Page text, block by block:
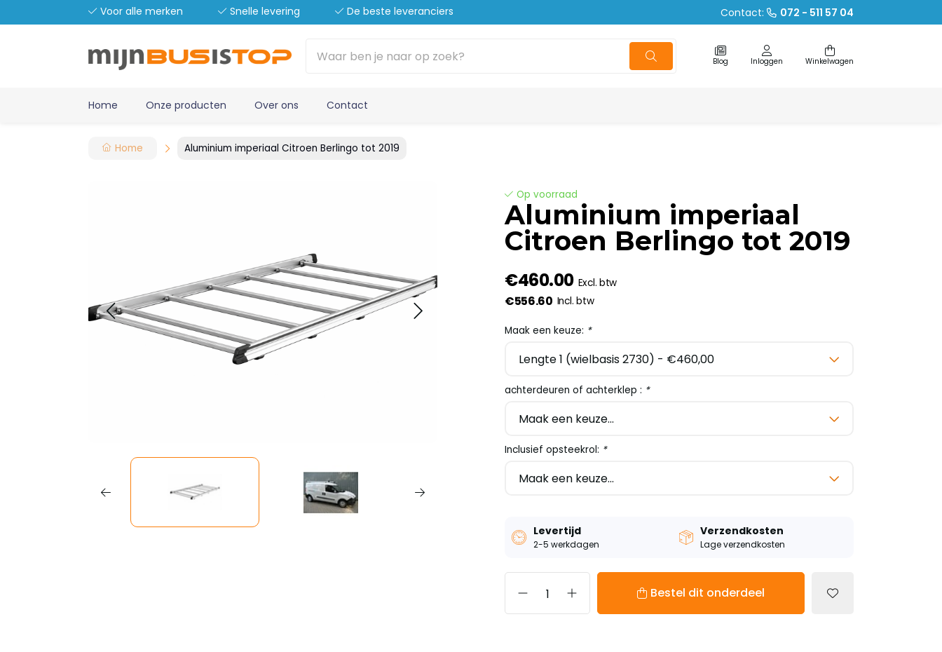
Voor alle merken Snelle levering De beste leveranciers Contact: 072 - 511 57 04
Blog Inloggen Winkelwagen
Home Onze producten Over ons Contact
Home Aluminium imperiaal Citroen Berlingo tot 2019
Op voorraad
Aluminium imperiaal
Citroen Berlingo tot 2019
€460.00 Excl. btw
€556.60 Incl. btw
Maak een keuze: *
achterdeuren of achterklep : *
Inclusief opsteekrol: *
Levertijd
2-5 werkdagen
Verzendkosten
Lage verzendkosten
Bestel dit onderdeel